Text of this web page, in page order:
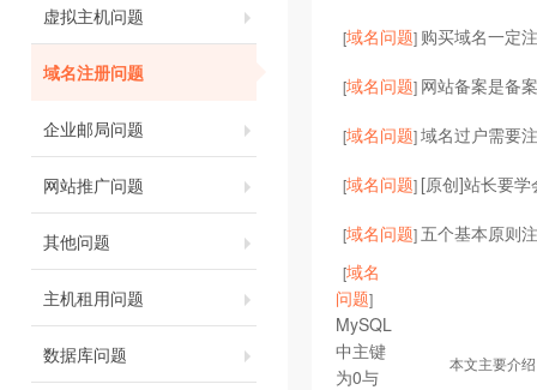
虚拟主机问题
域名注册问题
企业邮局问题
网站推广问题
其他问题
主机租用问题
数据库问题
[域名问题] 购买域名一定
[域名问题] 网站备案是备
[域名问题]域名过户需要
[域名问题] [原创]站长要
[域名问题] 五个基本原则
[域名
问题]
MySQL
中主键
为0与
本文主要介绍了关